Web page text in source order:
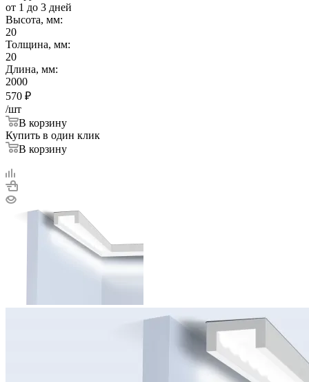
от 1 до 3 дней
Высота, мм:
20
Толщина, мм:
20
Длина, мм:
2000
570 ₽
/шт
В корзину
Купить в один клик
В корзину